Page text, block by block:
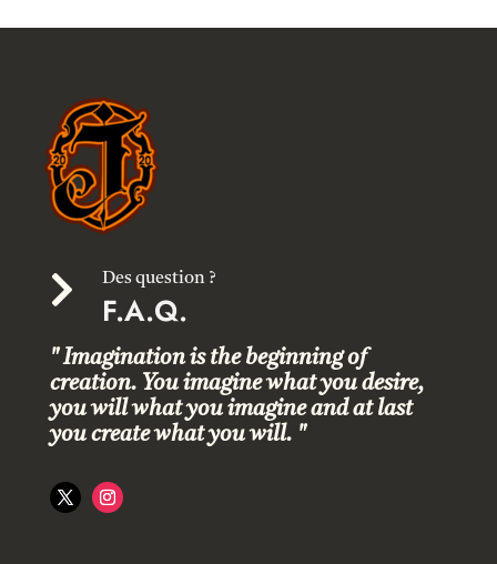
 Des question ?
F.A.Q.
" Imagination is the beginning of
creation. You imagine what you desire,
you will what you imagine and at last
you create what you will. "